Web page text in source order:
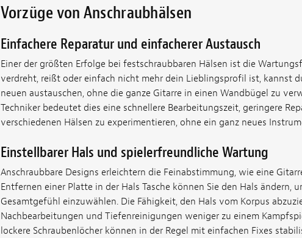
Vorzüge von Anschraubhälsen
Einfachere Reparatur und einfacherer Austausch
Einer der größten Erfolge bei festschraubbaren Hälsen ist die
verdreht, reißt oder einfach nicht mehr dein Lieblingsprofil ist, kannst
neuen austauschen, ohne die ganze Gitarre in einen Wandbügel zu
Techniker bedeutet dies eine schnellere Bearbeitungszeit, geringere
verschiedenen Hälsen zu experimentieren, ohne ein ganz neues
Einstellbarer Hals und spielerfreundliche Wartung
Anschraubbare Designs erleichtern die Feinabstimmung, wie eine
Entfernen einer Platte in der Hals Tasche können Sie den Hals ändern,
Gesamtgefühl einzuwählen. Die Fähigkeit, den Hals vom Korpus
Nachbearbeitungen und Tiefenreinigungen weniger zu einem
lockere Schraubenlöcher können in der Regel mit einfachen Fixes